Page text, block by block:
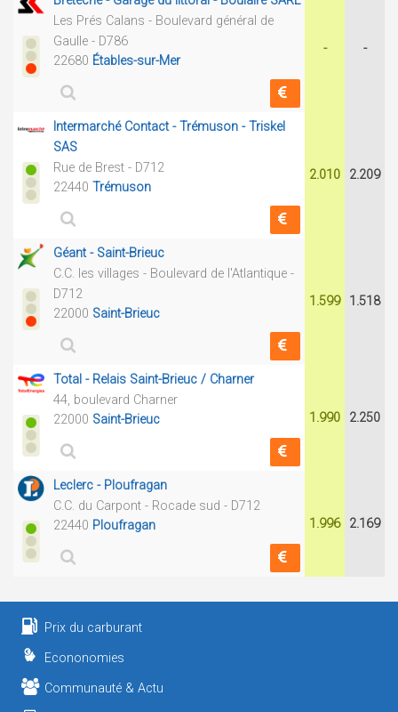
Les Prés Calans - Boulevard général de
Gaulle - D786
22680 Étables-sur-Mer
- -
Intermarché Contact - Trémuson - Triskel
SAS
Rue de Brest - D712
22440 Trémuson
2.010 2.209
Géant - Saint-Brieuc
C.C. les villages - Boulevard de l'Atlantique -
D712
22000 Saint-Brieuc
1.599 1.518
Total - Relais Saint-Brieuc / Charner
44, boulevard Charner
22000 Saint-Brieuc 1.990 2.250
Leclerc - Ploufragan
C.C. du Carpont - Rocade sud - D712
22440 Ploufragan 1.996 2.169
Prix du carburant
Econonomies
Communauté & Actu